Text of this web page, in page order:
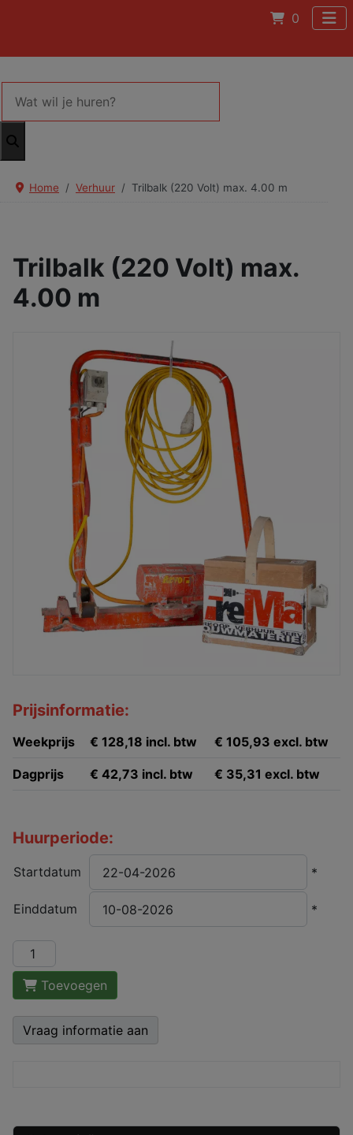
0
Home Verhuur Trilbalk (220 Volt) max. 4.00 m
Trilbalk (220 Volt) max.
4.00 m
Prijsinformatie:
Weekprijs € 128,18 incl. btw € 105,93 excl. btw
Dagprijs € 42,73 incl. btw € 35,31 excl. btw
Huurperiode:
Startdatum *
Einddatum *
Toevoegen
Vraag informatie aan